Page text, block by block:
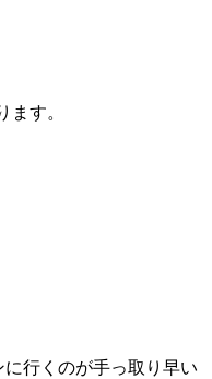
す。
行くのが手っ取り早い